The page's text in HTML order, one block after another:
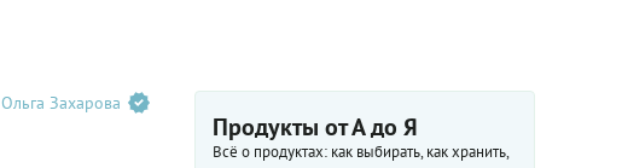
Ольга Захарова
Продукты от А до Я
Всё о продуктах: как выбирать, как хранить,